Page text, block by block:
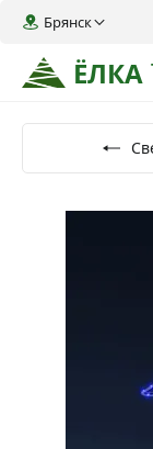
ЁЛКА
Брянск